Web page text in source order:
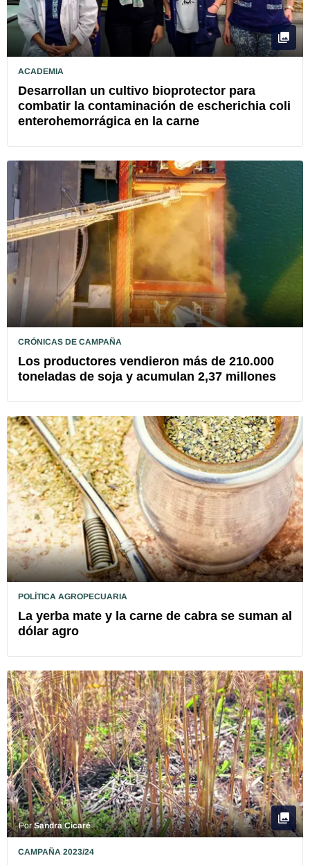
ACADEMIA
Desarrollan un cultivo bioprotector para
combatir la contaminación de escherichia coli
enterohemorrágica en la carne
CRÓNICAS DE CAMPAÑA
Los productores vendieron más de 210.000
toneladas de soja y acumulan 2,37 millones
POLÍTICA AGROPECUARIA
La yerba mate y la carne de cabra se suman al
dólar agro
PorSandra Cicaré
CAMPAÑA 2023/24